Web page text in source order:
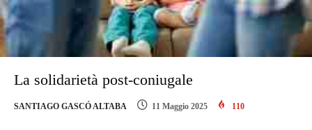
La solidarietà post-coniugale
SANTIAGO GASCÓ ALTABA 11 Maggio 2025 110